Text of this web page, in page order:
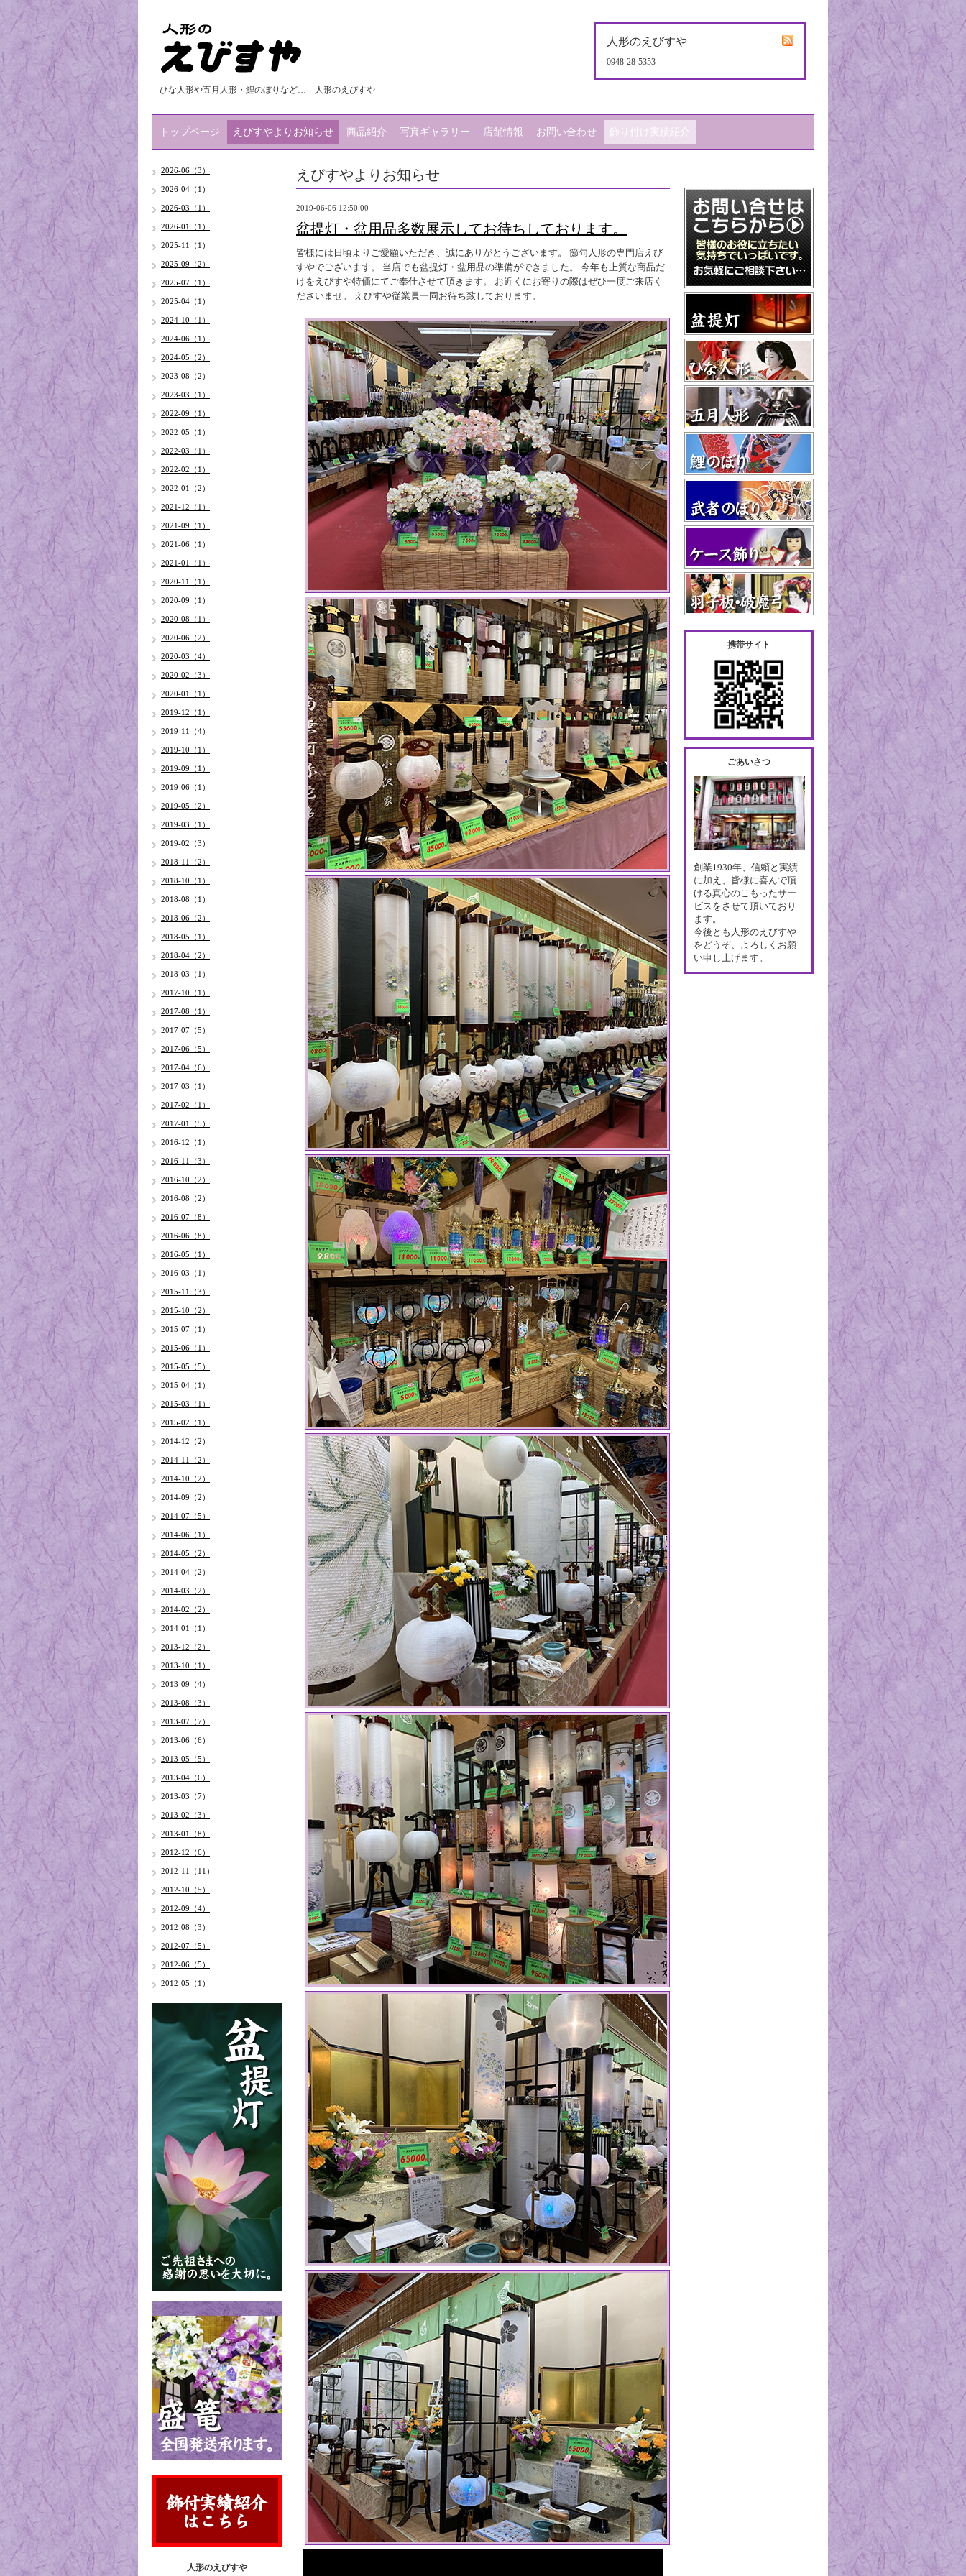
人形のえびすや
0948-28-5353
ひな人形や五月人形・鯉のぼりなど… 人形のえびすや
トップページ えびすやよりお知らせ 商品紹介 写真ギャラリー 店舗情報 お問い合わせ 飾り付け実績紹介
えびすやよりお知らせ
2019-06-06 12:50:00
盆提灯・盆用品多数展示してお待ちしております。
皆様には日頃よりご愛顧いただき、誠にありがとうございます。 節句人形の専門店えび
すやでございます。 当店でも盆提灯・盆用品の準備ができました。 今年も上質な商品だ
けをえびすや特価にてご奉仕させて頂きます。 お近くにお寄りの際はぜひ一度ご来店く
ださいませ。 えびすや従業員一同お待ち致しております。
2026-06（3）
2026-04（1）
2026-03（1）
2026-01（1）
2025-11（1）
2025-09（2）
2025-07（1）
2025-04（1）
2024-10（1）
2024-06（1）
2024-05（2）
2023-08（2）
2023-03（1）
2022-09（1）
2022-05（1）
2022-03（1）
2022-02（1）
2022-01（2）
2021-12（1）
2021-09（1）
2021-06（1）
2021-01（1）
2020-11（1）
2020-09（1）
2020-08（1）
2020-06（2）
2020-03（4）
2020-02（3）
2020-01（1）
2019-12（1）
2019-11（4）
2019-10（1）
2019-09（1）
2019-06（1）
2019-05（2）
2019-03（1）
2019-02（3）
2018-11（2）
2018-10（1）
2018-08（1）
2018-06（2）
2018-05（1）
2018-04（2）
2018-03（1）
2017-10（1）
2017-08（1）
2017-07（5）
2017-06（5）
2017-04（6）
2017-03（1）
2017-02（1）
2017-01（5）
2016-12（1）
2016-11（3）
2016-10（2）
2016-08（2）
2016-07（8）
2016-06（8）
2016-05（1）
2016-03（1）
2015-11（3）
2015-10（2）
2015-07（1）
2015-06（1）
2015-05（5）
2015-04（1）
2015-03（1）
2015-02（1）
2014-12（2）
2014-11（2）
2014-10（2）
2014-09（2）
2014-07（5）
2014-06（1）
2014-05（2）
2014-04（2）
2014-03（2）
2014-02（2）
2014-01（1）
2013-12（2）
2013-10（1）
2013-09（4）
2013-08（3）
2013-07（7）
2013-06（6）
2013-05（5）
2013-04（6）
2013-03（7）
2013-02（3）
2013-01（8）
2012-12（6）
2012-11（11）
2012-10（5）
2012-09（4）
2012-08（3）
2012-07（5）
2012-06（5）
2012-05（1）
人形のえびすや
携帯サイト
ごあいさつ
創業1930年、信頼と実績
に加え、皆様に喜んで頂
ける真心のこもったサー
ビスをさせて頂いており
ます。
今後とも人形のえびすや
をどうぞ、よろしくお願
い申し上げます。